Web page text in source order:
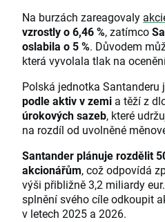
Na burzách zareagovaly
vzrostly o 6,46 %, zatímco
oslabila o 5 %. Důvodem
která vyvolala tlak na
Polská jednotka Santanderu
podle aktiv v zemi a těží z
úrokových sazeb, které
na rozdíl od uvolněné
Santander plánuje rozdělit
akcionářům, což odpovídá
výši přibližně 3,2 miliardy
splnění svého cíle odkoupit
v letech 2025 a 2026.